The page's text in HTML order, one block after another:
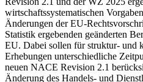
wirtschaftssystematischen
Änderungen der EU-
Statistik ergebenden geänderten
EU. Dabei sollen für struktur- und
Erhebungen unterschiedliche
neuen NACE Revision 2.1
Änderung des Handels- und